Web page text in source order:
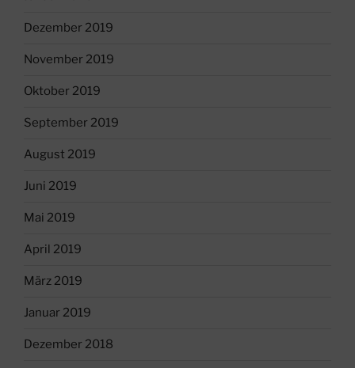
Dezember 2019
November 2019
Oktober 2019
September 2019
August 2019
Juni 2019
Mai 2019
April 2019
März 2019
Januar 2019
Dezember 2018